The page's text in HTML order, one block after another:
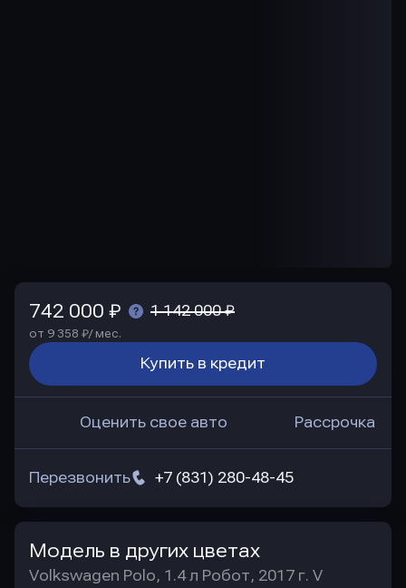
742 000 ₽ 1 142 000 ₽
от 9 358 ₽/ мес.
Купить в кредит
Оценить свое авто Рассрочка
+7 (831) 280-48-45
Перезвонить
Модель в других цветах
Volkswagen Polo, 1.4 л Робот, 2017 г. V